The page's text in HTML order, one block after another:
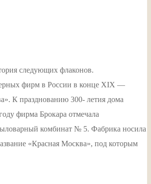
следующих флаконов.
фирм в России в конце XIX —
К празднованию 300- летия дома
фирма Брокара отмечала
комбинат № 5. Фабрика носила
«Красная Москва», под которым